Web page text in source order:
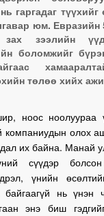
гаргадаг
юм.
зах зээлийн
боломжийг
төлөө хийх
ноос ноолуураа
компаниудын олох
их байна. Манай
сүүдэр
үнийн
байгаагүй нь үнэн
энэ биш